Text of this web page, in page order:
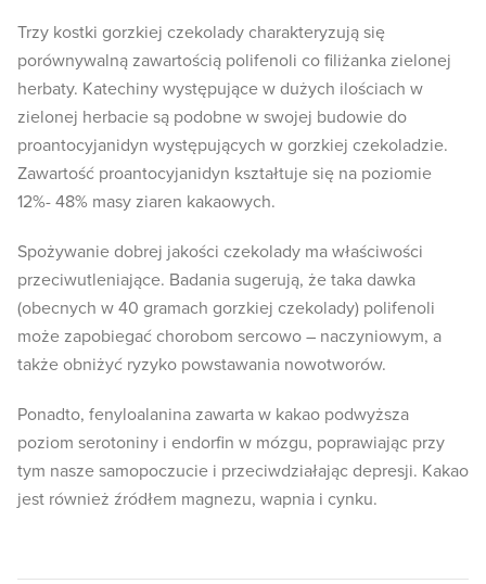
Trzy kostki gorzkiej czekolady charakteryzują się
porównywalną zawartością polifenoli co filiżanka zielonej
herbaty. Katechiny występujące w dużych ilościach w
zielonej herbacie są podobne w swojej budowie do
proantocyjanidyn występujących w gorzkiej czekoladzie.
Zawartość proantocyjanidyn kształtuje się na poziomie
12%- 48% masy ziaren kakaowych.
Spożywanie dobrej jakości czekolady ma właściwości
przeciwutleniające. Badania sugerują, że taka dawka
(obecnych w 40 gramach gorzkiej czekolady) polifenoli
może zapobiegać chorobom sercowo – naczyniowym, a
także obniżyć ryzyko powstawania nowotworów.
Ponadto, fenyloalanina zawarta w kakao podwyższa
poziom serotoniny i endorfin w mózgu, poprawiając przy
tym nasze samopoczucie i przeciwdziałając depresji. Kakao
jest również źródłem magnezu, wapnia i cynku.